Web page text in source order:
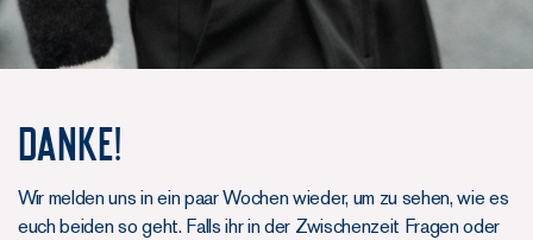
Danke!
Wir melden uns in ein paar Wochen wieder, um zu sehen, wie es
euch beiden so geht. Falls ihr in der Zwischenzeit Fragen oder